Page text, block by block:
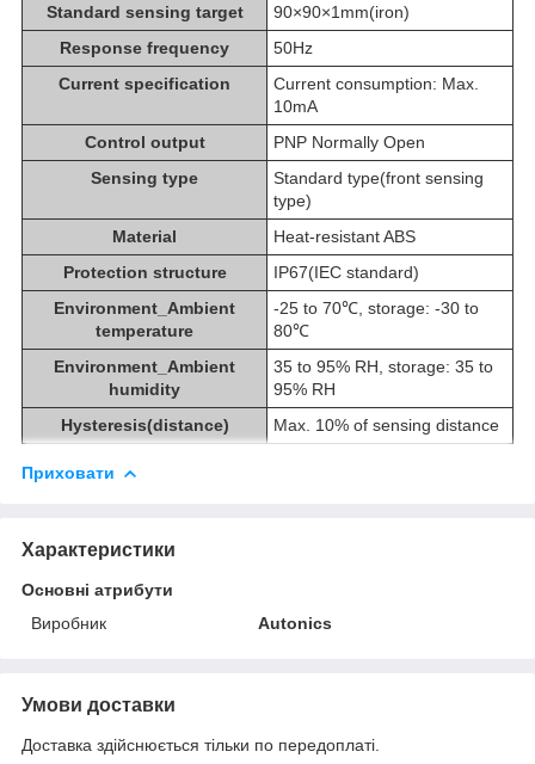
Standard sensing target
90×90×1mm(iron)
Response frequency
50Hz
Current specification
Current consumption: Max.
10mA
Control output
PNP Normally Open
Sensing type
Standard type(front sensing
type)
Material
Heat-resistant ABS
Protection structure
IP67(IEC standard)
Environment_Ambient
temperature
-25 to 70℃, storage: -30 to
80℃
Environment_Ambient
humidity
35 to 95% RH, storage: 35 to
95% RH
Hysteresis(distance)
Max. 10% of sensing distance
Приховати
Характеристики
Основні атрибути
Виробник
Autonics
Умови доставки
Доставка здійснюється тільки по передоплаті.